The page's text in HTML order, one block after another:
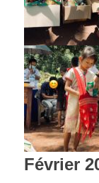
Février